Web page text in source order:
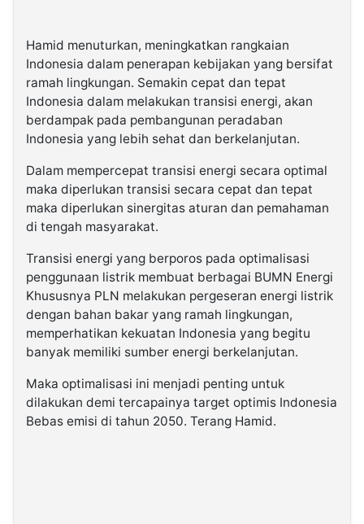
Hamid menuturkan, meningkatkan rangkaian
Indonesia dalam penerapan kebijakan yang bersifat
ramah lingkungan. Semakin cepat dan tepat
Indonesia dalam melakukan transisi energi, akan
berdampak pada pembangunan peradaban
Indonesia yang lebih sehat dan berkelanjutan.
Dalam mempercepat transisi energi secara optimal
maka diperlukan transisi secara cepat dan tepat
maka diperlukan sinergitas aturan dan pemahaman
di tengah masyarakat.
Transisi energi yang berporos pada optimalisasi
penggunaan listrik membuat berbagai BUMN Energi
Khususnya PLN melakukan pergeseran energi listrik
dengan bahan bakar yang ramah lingkungan,
memperhatikan kekuatan Indonesia yang begitu
banyak memiliki sumber energi berkelanjutan.
Maka optimalisasi ini menjadi penting untuk
dilakukan demi tercapainya target optimis Indonesia
Bebas emisi di tahun 2050. Terang Hamid.